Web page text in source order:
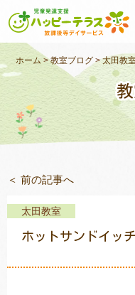
私たちについて
未就学のお子
小学生〜高校
支援事例
教室一覧
ホーム >教室ブログ>太田教
＜ 前の記事へ
太田教室
ホットサンドイッ